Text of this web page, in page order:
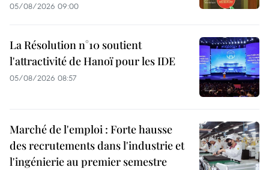
05/08/2026 09:00
La Résolution n°10 soutient
l'attractivité de Hanoï pour les IDE
05/08/2026 08:57
Marché de l'emploi : Forte hausse
des recrutements dans l'industrie et
l'ingénierie au premier semestre